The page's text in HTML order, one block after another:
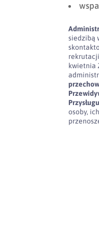
siedzibą
rekrutacji
kwietnia
osoby,